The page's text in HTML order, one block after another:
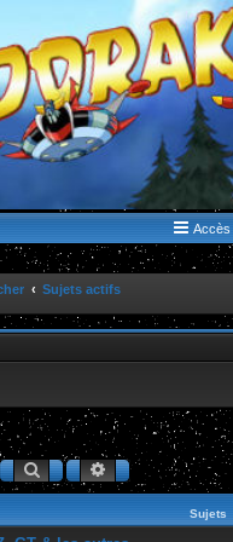
Accès
Sujets actifs
RechercherRecherche
Sujets